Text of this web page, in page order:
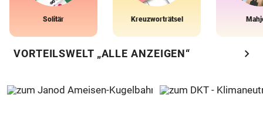
Solitär Kreuzworträtsel
VORTEILSWELT „ALLE ANZEIGEN“ chevron_right